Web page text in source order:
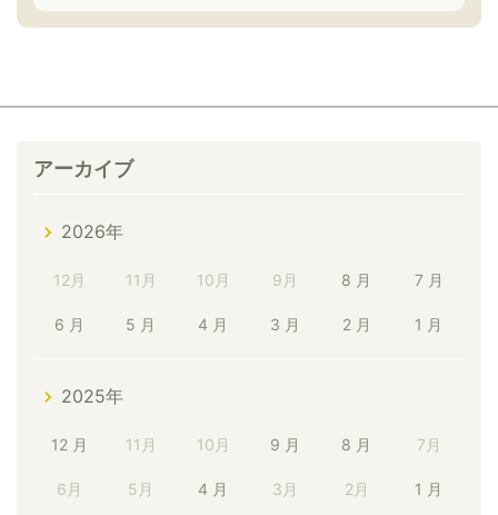
アーカイブ
2026年
12月 11月 10月 9月 8 月 7 月
6 月 5 月 4 月 3 月 2 月 1 月
2025年
12 月 11月 10月 9 月 8 月 7月
6月 5月 4 月 3月 2月 1 月